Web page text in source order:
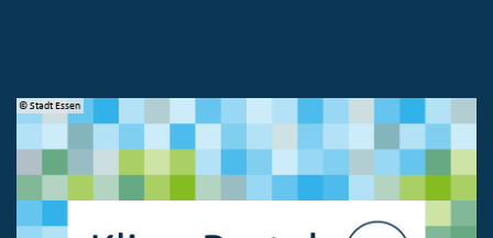
© Stadt Essen